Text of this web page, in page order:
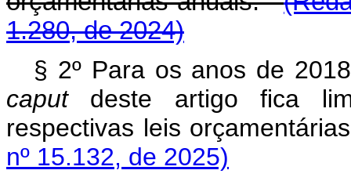
1.280, de 2024)
§ 2º Para os anos de
caputdeste artigo fica
respectivas leis
nº 15.132, de 2025)